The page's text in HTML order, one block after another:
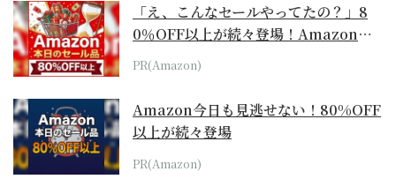
「え、こんなセールやってたの？」8
0％OFF以上が続々登場！Amazonの
本気が...
PR(Amazon)
Amazon今日も見逃せない！80%OFF
以上が続々登場
PR(Amazon)